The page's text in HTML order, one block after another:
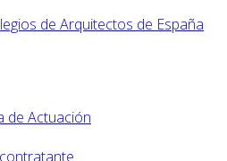
de Actuación